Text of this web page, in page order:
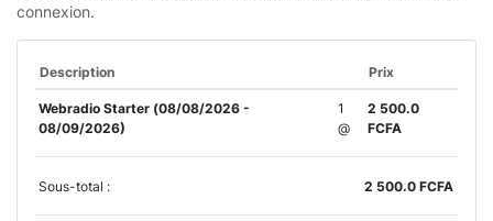
connexion.
Description Prix
Webradio Starter (08/08/2026 -
08/09/2026)
1
@
2 500.0
FCFA
Sous-total : 2 500.0 FCFA